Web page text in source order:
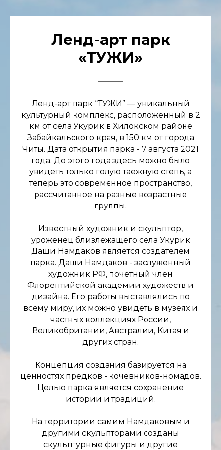
Ленд-арт парк
«ТУЖИ»
Ленд-арт парк “ТУЖИ” — уникальный
культурный комплекс, расположенный в 2
км от села Укурик в Хилокском районе
Забайкальского края, в 150 км от города
Читы. Дата открытия парка - 7 августа 2021
года. До этого года здесь можно было
увидеть только голую таежную степь, а
теперь это современное пространство,
рассчитанное на разные возрастные
группы.
Известный художник и скульптор,
уроженец близлежащего села Укурик
Даши Намдаков является создателем
парка. Даши Намдаков - заслуженный
художник РФ, почетный член
Флорентийской академии художеств и
дизайна. Его работы выставлялись по
всему миру, их можно увидеть в музеях и
частных коллекциях России,
Великобритании, Австралии, Китая и
других стран.
Концепция создания базируется на
ценностях предков - кочевников-номадов.
Целью парка является сохранение
истории и традиций.
На территории самим Намдаковым и
другими скульпторами созданы
скульптурные фигуры и другие